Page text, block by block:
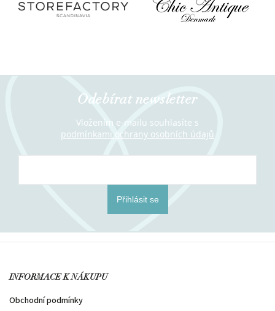
Odebírat newsletter
Vložením e-mailu souhlasíte s
podmínkami ochrany osobních údajů
Přihlásit se
INFORMACE K NÁKUPU
Obchodní podmínky